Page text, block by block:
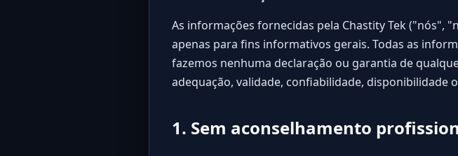
As informações fornecidas pela Chastity Tek ("nós",
apenas para fins informativos gerais. Todas as
fazemos nenhuma declaração ou garantia de
adequação, validade, confiabilidade,
1. Sem aconselhamento